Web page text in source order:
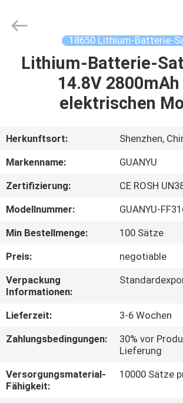
HAUS
PRODUKTE
ÜBER
UNS
FABRIK-
AUSFLUG
QUALITÄTSKONTROLLE
TRETEN
SIE
MIT
IN
VERBINDUNG
Reserved.
18650 Lithium-Batterie-
Lithium-Batterie-
14.8V
elektrischen
Herkunftsort:
Shenzhen,
Markenname:
GUANYU
Zertifizierung:
CE ROSH
Modellnummer:
GUANYU-
Min Bestellmenge:
100 Sätze
Preis:
negotiable
Verpackung
Informationen:
Lieferzeit:
3-6 Wochen
Zahlungsbedingungen:
30% vor
Lieferung
Versorgungsmaterial-
Fähigkeit:
10000 Sätze